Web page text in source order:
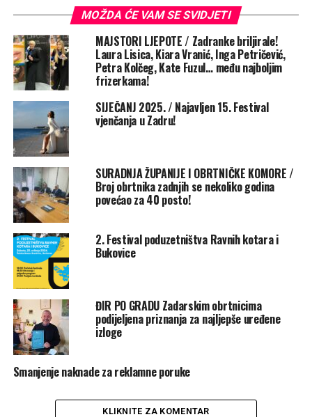
ojačati lokalnu poslovnu zajednicu a na festivalu će
sudjelovati brojni lokalni poduzetnici koji će imati priliku
promovirati svoje proizvode i usluge, povezati se s
kolegama te razmijeniti ideje i iskustva.
Posjetitelje očekuje bogati program, ponuda hrane i pića,
podjela tradicionalnog jela uštipaka. Za djecu će biti
dječja igraonica i facepaint kao i maskote, dječji
napuhanc. Tokom večeri će biti i bogata tombola kao i
glazba u živo. Nastupiti će i Benkovačke mažoretkinje.
Zainteresirani će moći na radionici učiti tehniku
pjevanja. Vrijedni ljudi će imati u ponudi razne proizvode
i usluge na svojim štandovima.
Rate this item: Submit Rating
No votes yet.
POVEZANE TEME :
FESTIVAL PODUZETNIŠTVA
OBRTNICI
UP NEXT
TASTE THE DESTINATION / Dođite i okusite Zadarsku
županiju i doma ponesite pršut!
NE PROPUSTITE
MOŽDA ĆE VAM SE SVIDJETI
MAJSTORI LJEPOTE / Zadranke briljirale!
Laura Lisica, Kiara Vranić, Inga Petričević,
Petra Kolčeg, Kate Fuzul… među najboljim
frizerkama!
SIJEČANJ 2025. / Najavljen 15. Festival
vjenčanja u Zadru!
SURADNJA ŽUPANIJE I OBRTNIČKE KOMORE /
Broj obrtnika zadnjih se nekoliko godina
povećao za 40 posto!
2. Festival poduzetništva Ravnih kotara i
Bukovice
ĐIR PO GRADU Zadarskim obrtnicima
podijeljena priznanja za najljepše uređene
izloge
Smanjenje naknade za reklamne poruke
KLIKNITE ZA KOMENTAR